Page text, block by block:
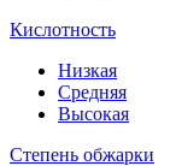
Кислотность
Низкая
Средняя
Высокая
Степень обжарки